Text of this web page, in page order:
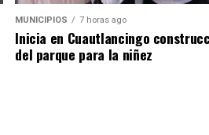
MUNICIPIOS 7 horas ago
Inicia en Cuautlancingo
del parque para la niñez